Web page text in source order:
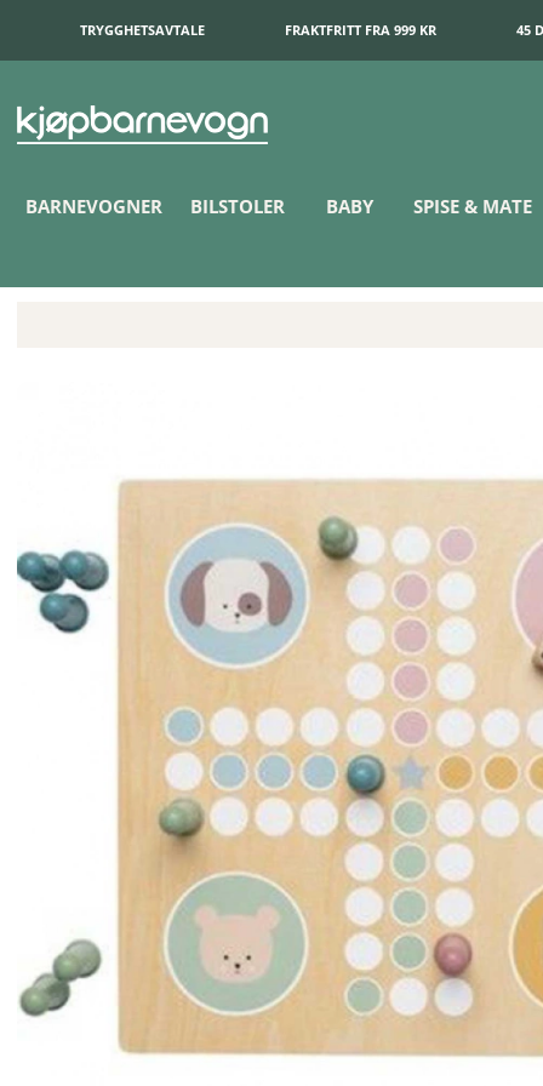
TRYGGHETSAVTALE FRAKTFRITT FRA 999 KR 45
BARNEVOGNER BILSTOLER BABY SPISE & MATE